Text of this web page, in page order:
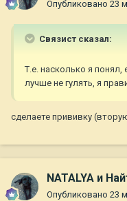
Опубликовано 23
Связист сказал:
Т.е. насколько я
лучше не гулять, я
сделаете прививку
NATALYA и
Опубликовано 23